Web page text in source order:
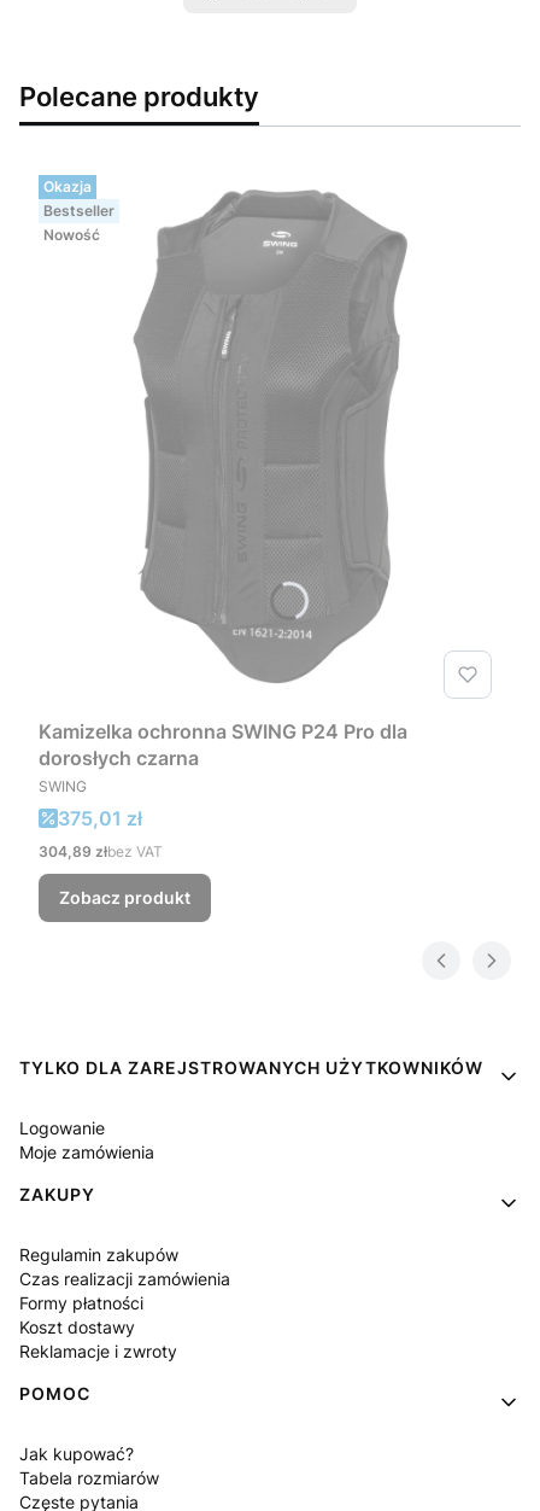
Polecane produkty
Okazja
Bestseller
Nowość
Kamizelka ochronna SWING P24 Pro dla
dorosłych czarna
PRODUCENT
SWING
Cena promocyjna
375,01 zł
Cena
304,89 złbez VAT
Zobacz produkt
Linki w stopce
TYLKO DLA ZAREJSTROWANYCH UŻYTKOWNIKÓW
Logowanie
Moje zamówienia
ZAKUPY
Regulamin zakupów
Czas realizacji zamówienia
Formy płatności
Koszt dostawy
Reklamacje i zwroty
POMOC
Jak kupować?
Tabela rozmiarów
Częste pytania